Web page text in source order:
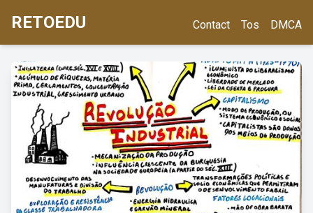
RETOEDU Contact Tos DMCA